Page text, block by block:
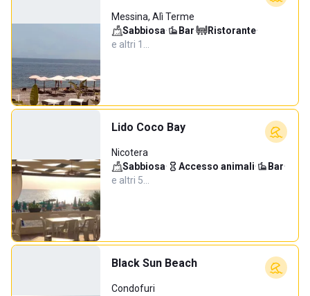
Messina, Alì Terme
Sabbiosa· Bar· Ristorante·
e altri 1…
Lido Coco Bay
Nicotera
Sabbiosa· Accesso animali· Bar·
e altri 5…
Black Sun Beach
Condofuri